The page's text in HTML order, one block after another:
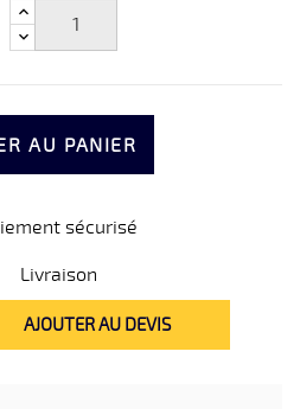
AU PANIER
sécurisé
Livraison
AJOUTER AU DEVIS